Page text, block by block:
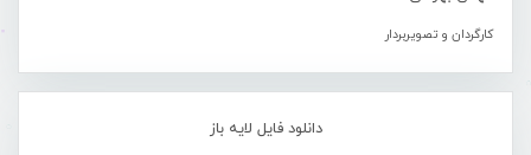
کارگردان و تصویربردار
دانلود فایل لایه باز